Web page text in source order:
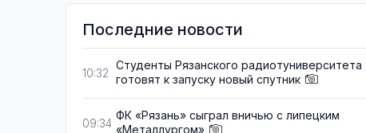
Последние новости
10:32
Студенты Рязанского радиотуниверситета
готовят к запуску новый спутник
09:34
ФК «Рязань» сыграл вничью с липецким
«Металлургом»